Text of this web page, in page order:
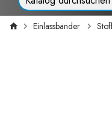
Einlassbänder